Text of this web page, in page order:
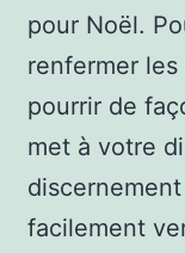
pour Noël.
renfermer
pourrir de
met à votre
facilement